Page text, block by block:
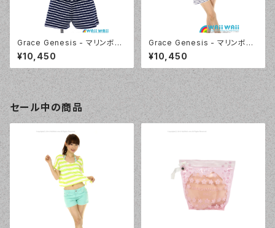
Grace Genesis - マリンボー
ダー （5117 - 75:ネイビーブル
ー）
¥10,450
Grace Genesis - マリンボー
ダー （5117 - 01:ホワイト）
¥10,450
セール中の商品